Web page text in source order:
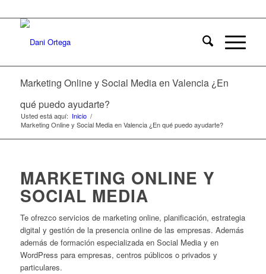
Marketing Online y Social Media en Valencia ¿En
qué puedo ayudarte?
Usted está aquí: Inicio /
Marketing Online y Social Media en Valencia ¿En qué puedo ayudarte?
MARKETING ONLINE Y
SOCIAL MEDIA
Te ofrezco servicios de marketing online, planificación, estrategia
digital y gestión de la presencia online de las empresas. Además
además de formación especializada en Social Media y en
WordPress para empresas, centros públicos o privados y
particulares.